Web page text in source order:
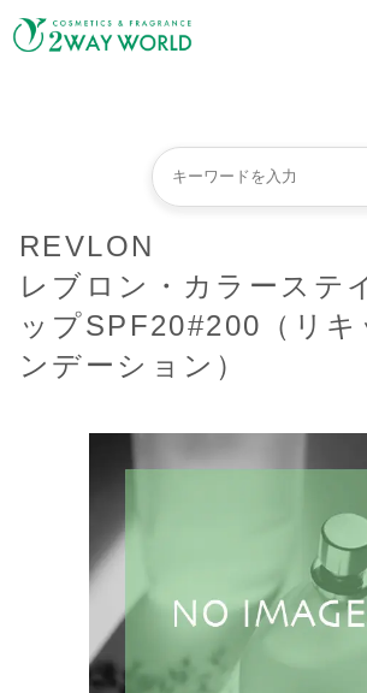
REVLON
レブロン・カラーステ
ップSPF20#200（リキ
ンデーション）